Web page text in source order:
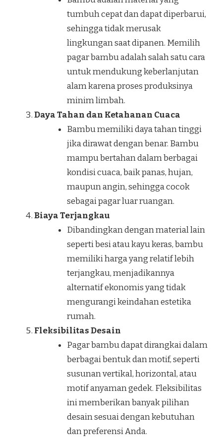
tumbuh cepat dan dapat diperbarui,
sehingga tidak merusak
lingkungan saat dipanen. Memilih
pagar bambu adalah salah satu cara
untuk mendukung keberlanjutan
alam karena proses produksinya
minim limbah.
Daya Tahan dan Ketahanan Cuaca
Bambu memiliki daya tahan tinggi
jika dirawat dengan benar. Bambu
mampu bertahan dalam berbagai
kondisi cuaca, baik panas, hujan,
maupun angin, sehingga cocok
sebagai pagar luar ruangan.
Biaya Terjangkau
Dibandingkan dengan material lain
seperti besi atau kayu keras, bambu
memiliki harga yang relatif lebih
terjangkau, menjadikannya
alternatif ekonomis yang tidak
mengurangi keindahan estetika
rumah.
Fleksibilitas Desain
Pagar bambu dapat dirangkai dalam
berbagai bentuk dan motif, seperti
susunan vertikal, horizontal, atau
motif anyaman gedek. Fleksibilitas
ini memberikan banyak pilihan
desain sesuai dengan kebutuhan
dan preferensi Anda.